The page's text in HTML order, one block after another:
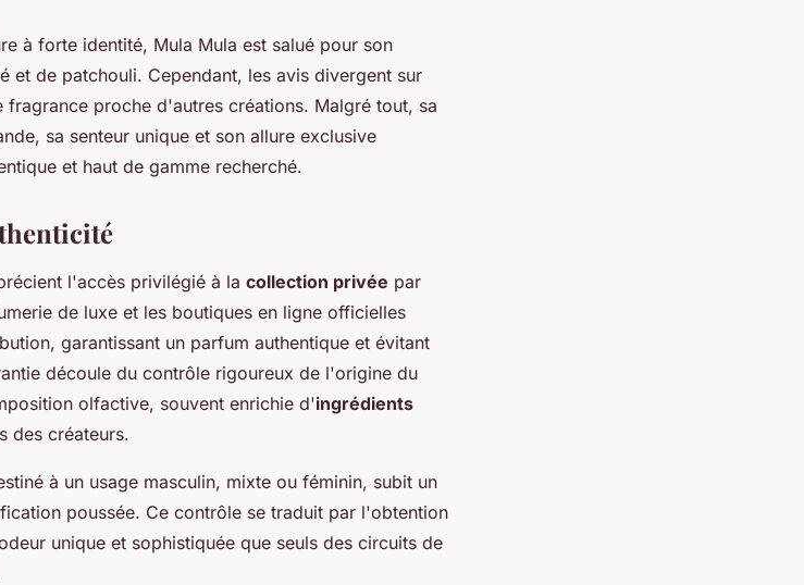
à forte identité, Mula Mula est salué pour son
et de patchouli. Cependant, les avis divergent sur
proche d'autres créations. Malgré tout, sa
sa senteur unique et son allure exclusive
et haut de gamme recherché.
l'accès privilégié à la collection privée par
de luxe et les boutiques en ligne officielles
garantissant un parfum authentique et évitant
découle du contrôle rigoureux de l'origine du
olfactive, souvent enrichie d'ingrédients
des créateurs.
à un usage masculin, mixte ou féminin, subit un
poussée. Ce contrôle se traduit par l'obtention
unique et sophistiquée que seuls des circuits de